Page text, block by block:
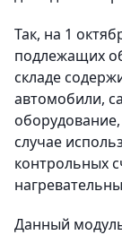
Так, на 1
подлежащих
складе
автомобили,
случае
контрольных
Данный